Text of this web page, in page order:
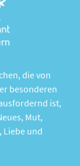
die von
besonderen
ist,
Mut,
Liebe und